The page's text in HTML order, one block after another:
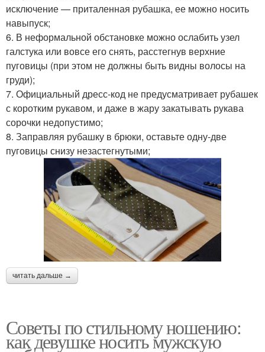
исключение — приталенная рубашка, ее можно носить
навыпуск;
6. В неформальной обстановке можно ослабить узел
галстука или вовсе его снять, расстегнув верхние
пуговицы (при этом не должны быть видны волосы на
груди);
7. Официальный дресс-код не предусматривает рубашек
с коротким рукавом, и даже в жару закатывать рукава
сорочки недопустимо;
8. Заправляя рубашку в брюки, оставьте одну-две
пуговицы снизу незастегнутыми;
читать дальше →
Советы по стильному ношению:
как девушке носить мужскую